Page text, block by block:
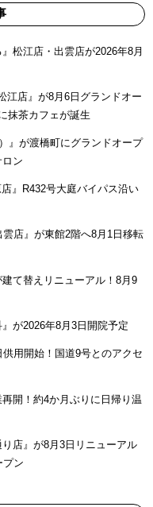
松江店・出雲店が2026年8月
江店』が8月6日グランドオー
抹茶カフェが誕生
』が渡橋町にグランドオープ
ン
』R432号大庭バイパス沿い
店』が東館2階へ8月1日移転
て替えリニューアル！8月9
が2026年8月3日開院予定
供用開始！国道9号とのアクセ
開！約4か月ぶりに日帰り温
店』が8月3日リニューアル
プン